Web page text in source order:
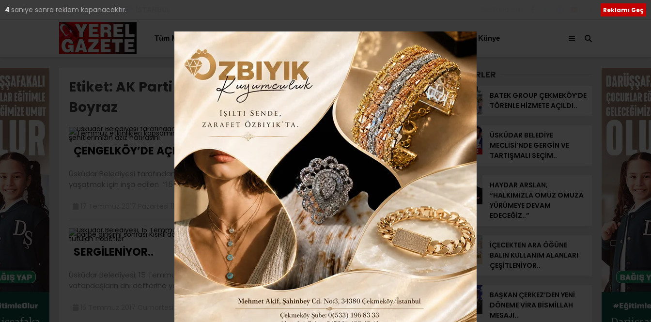
YAZARLAR 25
Tüm Manşetler Yerel Haberler Genel Siyaset Kültür Sanat Hakkımızda Künye
Etiket: AK Parti İstanbul Milletvekili Osman
Boyraz
15 TEMMUZ ŞEHİTLER ÇEŞMESİ
ÇENGELKÖY’DE AÇILDI..
Üsküdar Belediyesi tarafından 15 Temmuz etkinlikleri kapsamında şehitlerimizin aziz hatırasını
yaşatmak için inşa edilen ‘’15
15 TEMMUZ DESTANI ÜSKÜDAR’DA
SERGİLENİYOR..
Üsküdar Belediyesi, 15 Temmuz darbe girişimi sonrası Kısıklı’da tutulan nöbetler sırasında
vatandaşların anı defterine yazdıkları
SON HABERLER
BATEK GROUP ÇEKMEKÖY’DE
TÖRENLE HİZMETE AÇILDI..
ÜSKÜDAR BELEDİYE
MECLİSİ’NDE GERGİN VE
TARTIŞMALI SEÇİM..
HAYDAR ARSLAN;
“HALKIMIZLA OMUZ OMUZA
YÜRÜMEYE DEVAM
EDECEĞİZ..”
İÇECEKTEN ARA ÖĞÜNE
BALIN KULLANIM ALANLARI
ÇEŞİTLENİYOR..
BAŞKAN ÇERKEZ’DEN YENİ
DÖNEME VİRA BİSMİLLAH
MESAJI..
4 saniye sonra reklam kapanacaktır. Reklamı Geç